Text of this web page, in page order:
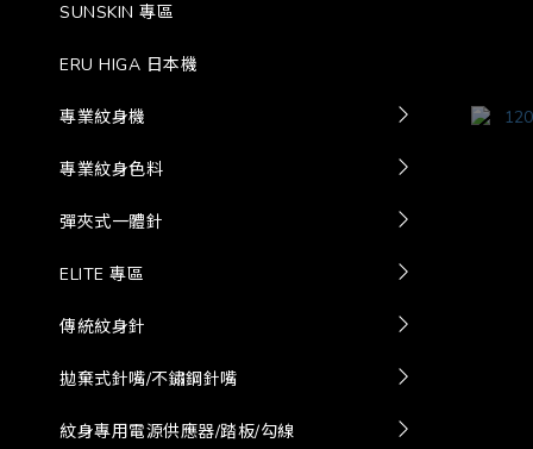
SUNSKIN 專區
ERU HIGA 日本機
專業紋身機
專業紋身色料
彈夾式一體針
ELITE 專區
傳統紋身針
拋棄式針嘴/不鏽鋼針嘴
紋身專用電源供應器/踏板/勾線